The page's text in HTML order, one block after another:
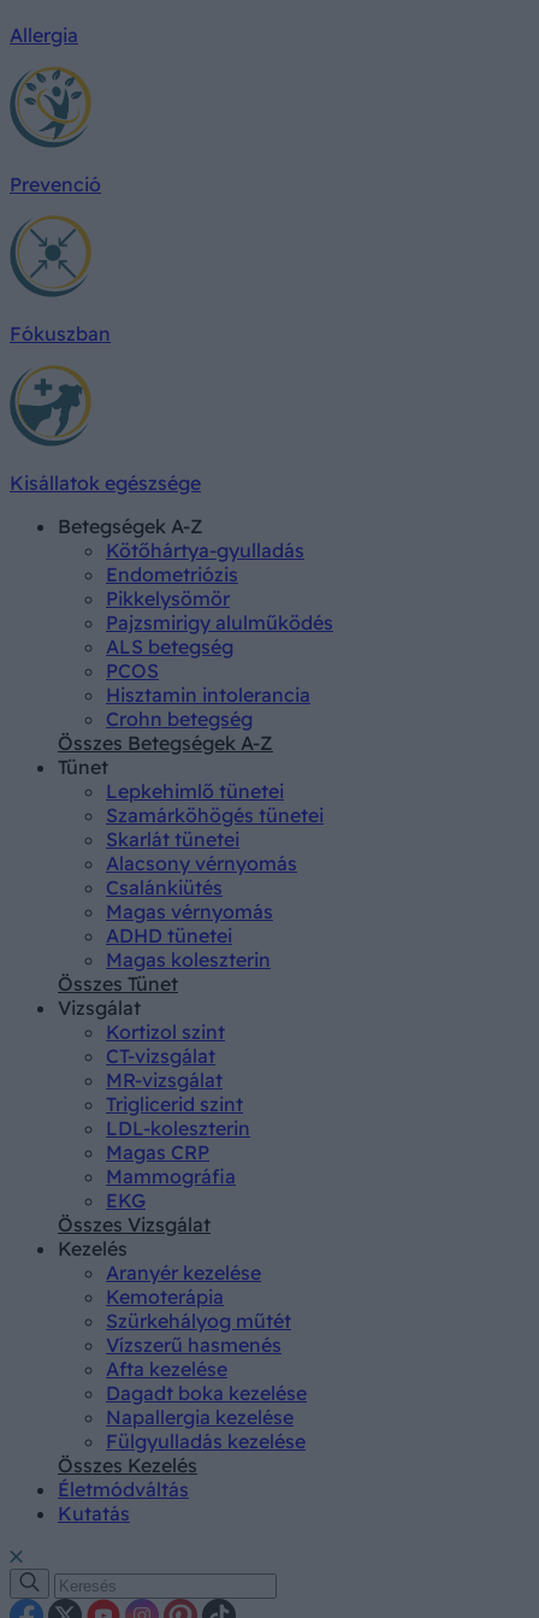
Allergia
Prevenció
Fókuszban
Kisállatok egészsége
Betegségek A-Z
Kötőhártya-gyulladás
Endometriózis
Pikkelysömör
Pajzsmirigy alulműködés
ALS betegség
PCOS
Hisztamin intolerancia
Crohn betegség
Összes Betegségek A-Z
Tünet
Lepkehimlő tünetei
Szamárköhögés tünetei
Skarlát tünetei
Alacsony vérnyomás
Csalánkiütés
Magas vérnyomás
ADHD tünetei
Magas koleszterin
Összes Tünet
Vizsgálat
Kortizol szint
CT-vizsgálat
MR-vizsgálat
Triglicerid szint
LDL-koleszterin
Magas CRP
Mammográfia
EKG
Összes Vizsgálat
Kezelés
Aranyér kezelése
Kemoterápia
Szürkehályog műtét
Vízszerű hasmenés
Afta kezelése
Dagadt boka kezelése
Napallergia kezelése
Fülgyulladás kezelése
Összes Kezelés
Életmódváltás
Kutatás